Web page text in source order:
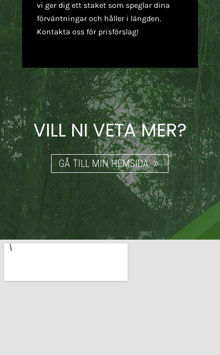
vi ger dig ett staket som speglar dina
förväntningar och håller i längden.
Kontakta oss för prisförslag!
VILL NI VETA MER?
GÅ TILL MIN HEMSIDA